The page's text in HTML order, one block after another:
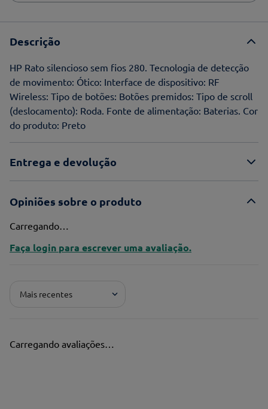
Descrição
HP Rato silencioso sem fios 280. Tecnologia de detecção
de movimento: Ótico: Interface de dispositivo: RF
Wireless: Tipo de botões: Botões premidos: Tipo de scroll
(deslocamento): Roda. Fonte de alimentação: Baterias. Cor
do produto: Preto
Entrega e devolução
Opiniões sobre o produto
Carregando…
Faça login para escrever uma avaliação.
Mais recentes
Carregando avaliações…